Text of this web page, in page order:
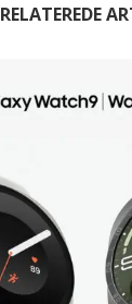
RELATEREDE